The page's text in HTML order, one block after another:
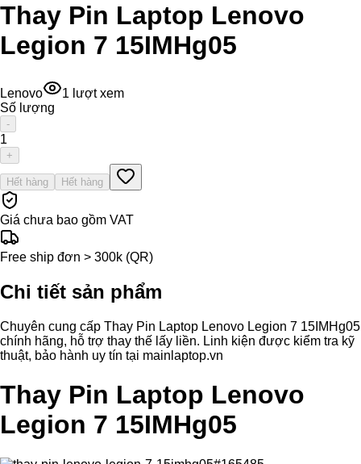
Thay Pin Laptop Lenovo
Legion 7 15IMHg05
Lenovo 1 lượt xem
Số lượng
-
1
+
Hết hàng Hết hàng
Giá chưa bao gồm VAT
Free ship đơn > 300k (QR)
Chi tiết sản phẩm
Chuyên cung cấp Thay Pin Laptop Lenovo Legion 7 15IMHg05
chính hãng, hỗ trợ thay thế lấy liền. Linh kiện được kiểm tra kỹ
thuật, bảo hành uy tín tại mainlaptop.vn
Thay Pin Laptop Lenovo
Legion 7 15IMHg05